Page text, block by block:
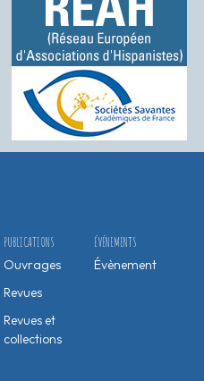
ÉVÉNEMENTS
Évènement
PUBLICATIONS
Ouvrages
Revues
Revues et
collections